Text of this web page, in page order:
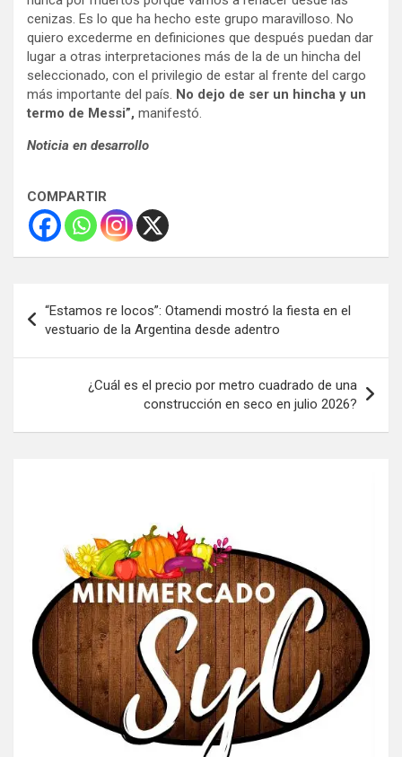
cenizas. Es lo que ha hecho este grupo maravilloso. No
quiero excederme en definiciones que después puedan dar
lugar a otras interpretaciones más de la de un hincha del
seleccionado, con el privilegio de estar al frente del cargo
más importante del país. No dejo de ser un hincha y un
termo de Messi”, manifestó.
Noticia en desarrollo
COMPARTIR
de
entradas
“Estamos re locos”: Otamendi mostró la fiesta en el
vestuario de la Argentina desde adentro
¿Cuál es el precio por metro cuadrado de una
construcción en seco en julio 2026?